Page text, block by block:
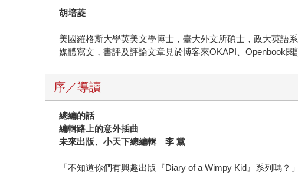
胡培菱
美國羅格斯大學英美文學博士，臺大外文所碩士，政大英語
媒體寫文，書評及評論文章見於博客來OKAPI、Openbook
序／導讀
總編的話
編輯路上的意外插曲
未來出版、小天下總編輯 李 黨
「不知道你們有興趣出版『Diary of a Wimpy Kid』系列嗎？」